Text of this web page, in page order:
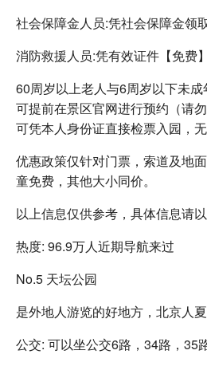
社会保障金人员:凭社会保障金领
消防救援人员:凭有效证件【免费】
60周岁以上老人与6周岁以下未成
可提前在景区官网进行预约（请
可凭本人身份证直接检票入园，无
优惠政策仅针对门票，索道及地
童免费，其他大小同价。
以上信息仅供参考，具体信息请
热度: 96.9万人近期导航来过
No.5 天坛公园
是外地人游览的好地方，北京人
公交: 可以坐公交6路，34路，35